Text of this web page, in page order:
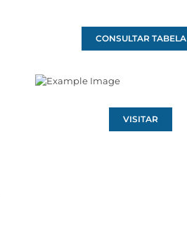
CONSULTAR TABELA
VISITAR